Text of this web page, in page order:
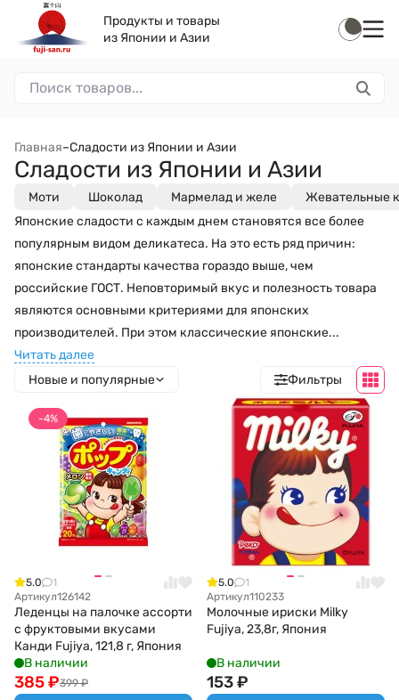
Продукты и товары
из Японии и Азии
Главная–Сладости из Японии и Азии
Сладости из Японии и Азии
Моти Шоколад Мармелад и желе
Жевательные
Японские сладости с каждым днем становятся все более
популярным видом деликатеса. На это есть ряд причин:
японские стандарты качества гораздо выше, чем
российские ГОСТ. Неповторимый вкус и полезность товара
являются основными критериями для японских
производителей. При этом классические японские...
Читать далее
Новые и популярные
Фильтры
-4%
5.0
1
Артикул126142
Леденцы на палочке ассорти
с фруктовыми вкусами
Канди Fujiya, 121,8 г, Япония
В наличии
399 ₽
385₽
5.0
1
Артикул110233
Молочные ириски Milky
Fujiya, 23,8г, Япония
В наличии
153₽